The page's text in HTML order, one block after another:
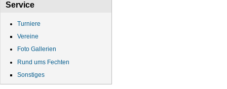
Service
Turniere
Vereine
Foto Gallerien
Rund ums Fechten
Sonstiges